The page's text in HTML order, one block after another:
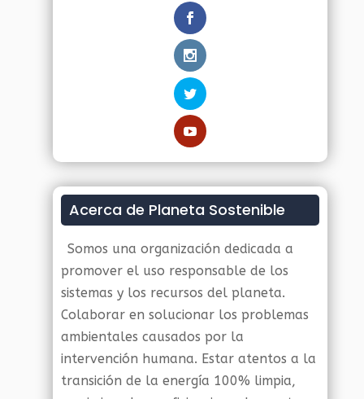
Acerca de Planeta Sostenible
Somos una organización dedicada a
promover el uso responsable de los
sistemas y los recursos del planeta.
Colaborar en solucionar los problemas
ambientales causados por la
intervención humana. Estar atentos a la
transición de la energía 100% limpia,